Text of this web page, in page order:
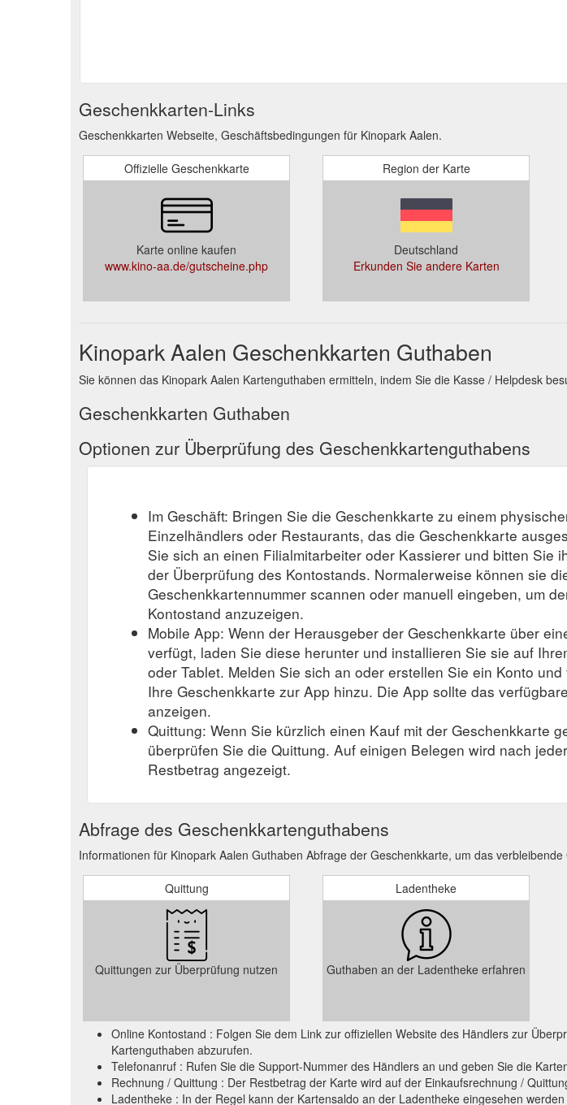
Geschenkkarten-Links
Geschenkkarten Webseite, Geschäftsbedingungen für Kinopark Aalen.
Offizielle Geschenkkarte
Karte online kaufen
www.kino-aa.de/gutscheine.php
Region der Karte
Deutschland
Erkunden Sie andere Karten
Kinopark Aalen Geschenkkarten Guthaben
Sie können das Kinopark Aalen Kartenguthaben ermitteln, indem Sie die Kasse / Helpdesk
Geschenkkarten Guthaben
Optionen zur Überprüfung des Geschenkkartenguthabens
Im Geschäft: Bringen Sie die Geschenkkarte zu einem
Einzelhändlers oder Restaurants, das die Geschenkkarte
Sie sich an einen Filialmitarbeiter oder Kassierer und bitten Sie
der Überprüfung des Kontostands. Normalerweise können sie
Geschenkkartennummer scannen oder manuell eingeben, um
Kontostand anzuzeigen.
Mobile App: Wenn der Herausgeber der Geschenkkarte über
verfügt, laden Sie diese herunter und installieren Sie sie auf
oder Tablet. Melden Sie sich an oder erstellen Sie ein Konto
Ihre Geschenkkarte zur App hinzu. Die App sollte das
anzeigen.
Quittung: Wenn Sie kürzlich einen Kauf mit der Geschenkkarte
überprüfen Sie die Quittung. Auf einigen Belegen wird nach
Restbetrag angezeigt.
Abfrage des Geschenkkartenguthabens
Informationen für Kinopark Aalen Guthaben Abfrage der Geschenkkarte, um das
Quittung
Quittungen zur Überprüfung nutzen
Ladentheke
Guthaben an der Ladentheke erfahren
Online Kontostand : Folgen Sie dem Link zur offiziellen Website des Händlers zur
Kartenguthaben abzurufen.
Telefonanruf : Rufen Sie die Support-Nummer des Händlers an und geben Sie die
Rechnung / Quittung : Der Restbetrag der Karte wird auf der Einkaufsrechnung /
Ladentheke : In der Regel kann der Kartensaldo an der Ladentheke eingesehen werden